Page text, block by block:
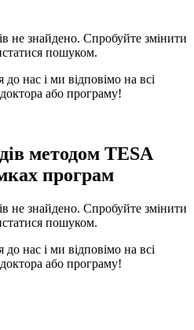
не знайдено. Спробуйте змінити
пошуком.
нас і ми відповімо на всі
або програму!
методом TESA
програм
не знайдено. Спробуйте змінити
пошуком.
нас і ми відповімо на всі
або програму!